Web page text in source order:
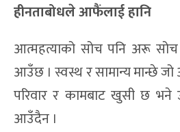
हीनताबोधले आफैंलाई हानि
आत्महत्याको सोच पनि अरू
आउँछ । स्वस्थ र सामान्य मान्छे
परिवार र कामबाट खुसी छ
आउँदैन ।